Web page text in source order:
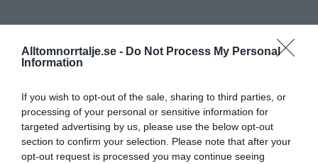
Alltomnorrtalje.se - Do Not Process My Personal
Information
If you wish to opt-out of the sale, sharing to third parties, or
processing of your personal or sensitive information for
targeted advertising by us, please use the below opt-out
section to confirm your selection. Please note that after your
opt-out request is processed you may continue seeing